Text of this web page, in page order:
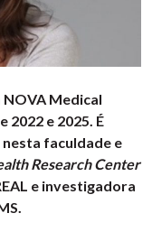
Medical
e 2025. É
faculdade e
Research Center
e investigadora